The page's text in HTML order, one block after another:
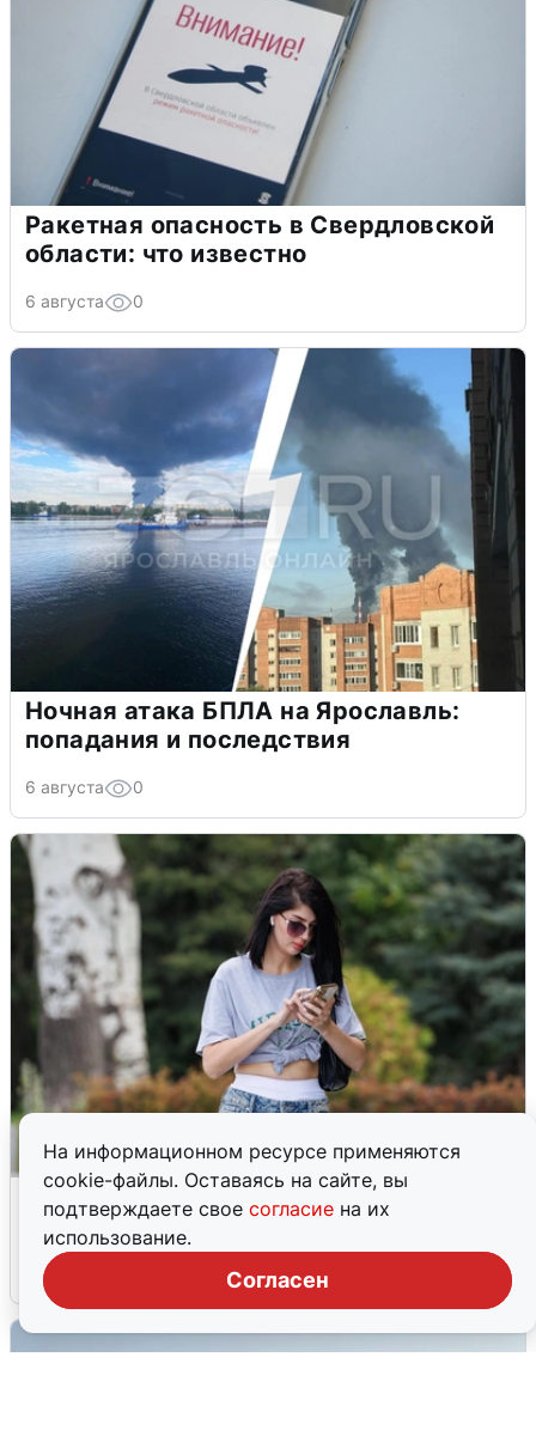
На информационном ресурсе применяются
cookie-файлы. Оставаясь на сайте, вы
подтверждаете свое согласие на их
использование.
Согласен
Ракетная опасность в Свердловской
области: что известно
6 августа 0
Ночная атака БПЛА на Ярославль:
попадания и последствия
6 августа 0
Волгоградцы остались без
мобильного интернета
6 августа